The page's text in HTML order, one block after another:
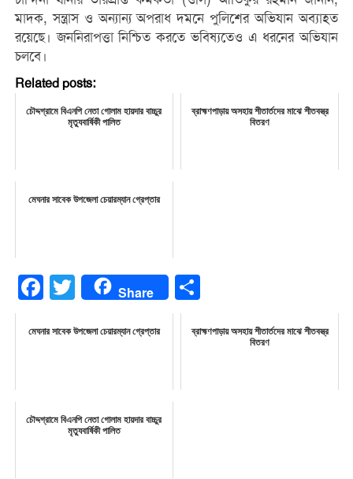
মাদক, সন্ত্রাস ও অন্যান্য অপরাধ দমনে পুলিশের অভিযান অব্যাহত
রয়েছে। জননিরাপত্তা নিশ্চিত করতে ভবিষ্যতেও এ ধরনের অভিযান
চলবে।
Related posts:
চৌদ্দগ্রামে বিএনপি নেতা গোলাম হায়দার বাচ্চুর
মৃত্যুবার্ষিকী পালিত
ব্রাহ্মণপাড়ায় অসহায় শীতার্তদের মাঝে শীতবস্ত্র
বিতরণ
মেঘনার সাবেক উপজেলা চেয়ারম্যান গ্রেপ্তার
Facebook
Twitter Share
মেঘনার সাবেক উপজেলা চেয়ারম্যান গ্রেপ্তার
ব্রাহ্মণপাড়ায় অসহায় শীতার্তদের মাঝে শীতবস্ত্র
বিতরণ
চৌদ্দগ্রামে বিএনপি নেতা গোলাম হায়দার বাচ্চুর
মৃত্যুবার্ষিকী পালিত